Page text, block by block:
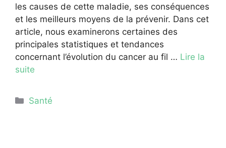
les causes de cette maladie, ses conséquences
et les meilleurs moyens de la prévenir. Dans cet
article, nous examinerons certaines des
principales statistiques et tendances
concernant l’évolution du cancer au fil … Lire la
suite
Catégories
Santé